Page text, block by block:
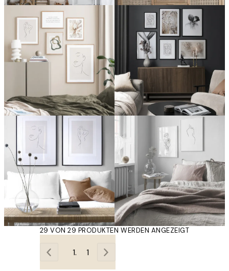
29 VON 29 PRODUKTEN WERDEN ANGEZEIGT
1